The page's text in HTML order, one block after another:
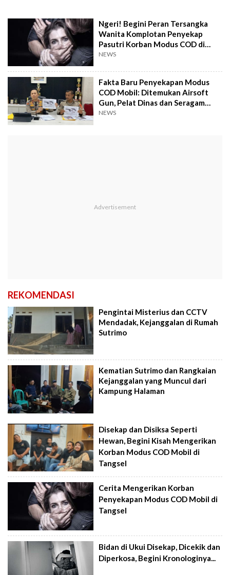
Ngeri! Begini Peran Tersangka
Wanita Komplotan Penyekap
Pasutri Korban Modus COD di
Tangsel
NEWS
Fakta Baru Penyekapan Modus
COD Mobil: Ditemukan Airsoft
Gun, Pelat Dinas dan Seragam
Polri Palsu
NEWS
REKOMENDASI
Pengintai Misterius dan CCTV
Mendadak, Kejanggalan di Rumah
Sutrimo
Kematian Sutrimo dan Rangkaian
Kejanggalan yang Muncul dari
Kampung Halaman
Disekap dan Disiksa Seperti
Hewan, Begini Kisah Mengerikan
Korban Modus COD Mobil di
Tangsel
Cerita Mengerikan Korban
Penyekapan Modus COD Mobil di
Tangsel
Bidan di Ukui Disekap, Dicekik dan
Diperkosa, Begini Kronologinya...